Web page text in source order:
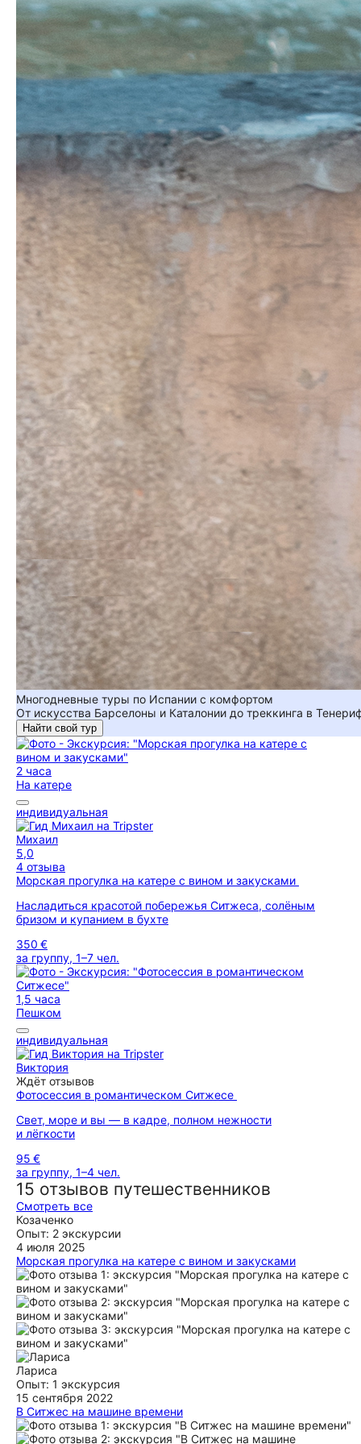
Многодневные туры по Испании с комфортом
От искусства Барселоны и Каталонии до треккинга в
Найти свой тур
2 часа
На катере
индивидуальная
Михаил
5,0
4 отзыва
Морская прогулка на катере с вином и закусками
Насладиться красотой побережья Ситжеса, солёным
бризом и купанием в бухте
350 €
за группу, 1–7 чел.
1,5 часа
Пешком
индивидуальная
Виктория
Ждёт отзывов
Фотосессия в романтическом Ситжесе
Свет, море и вы — в кадре, полном нежности
и лёгкости
95 €
за группу, 1–4 чел.
15 отзывов путешественников
Смотреть все
Козаченко
Опыт: 2 экскурсии
4 июля 2025
Морская прогулка на катере с вином и закусками
Мы приехали в Барселону, влюбились в этот прекрасный
город, но очень хотелось окунуться в настоящее
средиземноморское лето с морем и солнцем. 40 минут на
машине и мы в чудесном Ситжесе, с его незабываемой
атмосферой и лучшими пляжами. Наверное, это лучшее
место, куда можно быстро сбежать из большого города к
морю. Прогулка на катере с Михаилом и Надеждой была
прекрасным дополнением к нашему путешествию. Море,
солнце, холодное игристое - просто идеальный день! Надя
рассказала нам о Ситжесе и жизни в Испании - было
ощущение, что мы встретились с друзьями, а не впервые
видим друг друга. Отдельное спасибо за фото и видео! Это
был настоящий кайф! Желаем вам успехов и процветания!
Лариса
Опыт: 1 экскурсия
15 сентября 2022
В Ситжес на машине времени
Хотим поблагодарить Юлию за экскурсию по Ситжесу! Не
первый раз в этом городе , но даже не предполагали,